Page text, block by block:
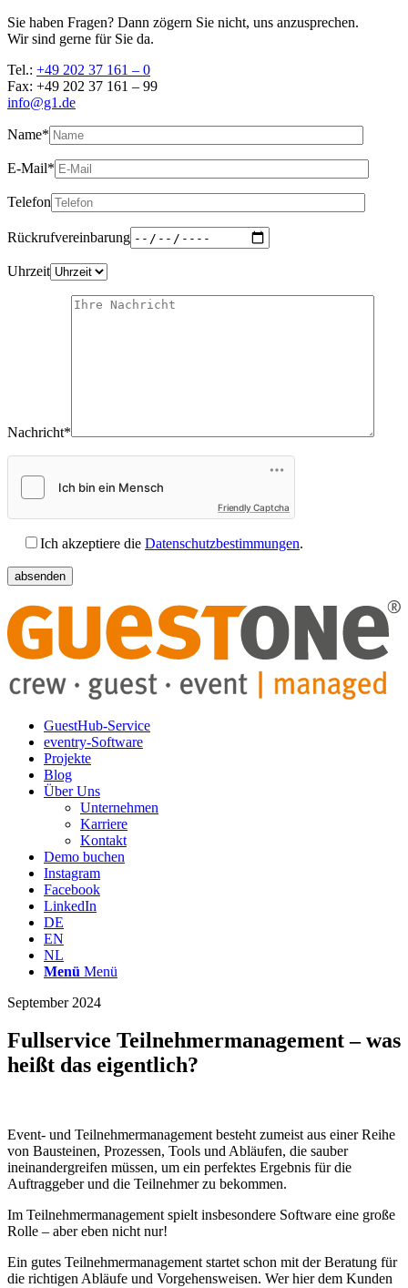
Sie haben Fragen? Dann zögern Sie nicht, uns anzusprechen.
Wir sind gerne für Sie da.
Tel.: +49 202 37 161 – 0
Fax: +49 202 37 161 – 99
info@g1.de
Name*
E-Mail*
Telefon
Rückrufvereinbarung
Uhrzeit
Nachricht*
Friendly Captcha
Ich akzeptiere die Datenschutzbestimmungen.
GuestHub-Service
eventry-Software
Projekte
Blog
Über Uns
Unternehmen
Karriere
Kontakt
Demo buchen
Instagram
Facebook
LinkedIn
DE
EN
NL
Menü Menü
September 2024
Fullservice Teilnehmermanagement – was
heißt das eigentlich?
Event- und Teilnehmermanagement besteht zumeist aus einer Reihe
von Bausteinen, Prozessen, Tools und Abläufen, die sauber
ineinandergreifen müssen, um ein perfektes Ergebnis für die
Auftraggeber und die Teilnehmer zu bekommen.
Im Teilnehmermanagement spielt insbesondere Software eine große
Rolle – aber eben nicht nur!
Ein gutes Teilnehmermanagement startet schon mit der Beratung für
die richtigen Abläufe und Vorgehensweisen. Wer hier dem Kunden